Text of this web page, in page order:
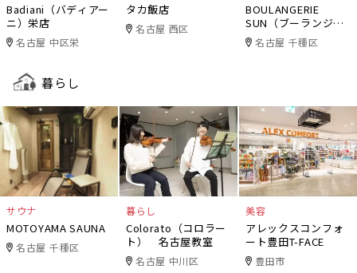
Badiani（バディアー
ニ）栄店
名古屋 中区栄
タカ飯店
名古屋 西区
BOULANGERIE
SUN（ブーランジェ
リー・サン）
名古屋 千種区
暮らし
サウナ
MOTOYAMA SAUNA
名古屋 千種区
暮らし
Colorato（コロラー
ト） 名古屋教室
名古屋 中川区
美容
アレックスコンフォ
ート豊田T-FACE
豊田市